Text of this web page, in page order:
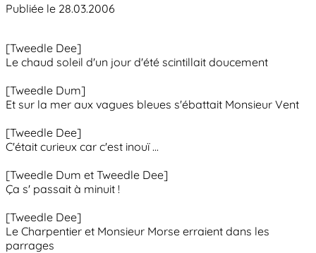
Publiée le 28.03.2006
[Tweedle Dee]
Le chaud soleil d'un jour d'été scintillait doucement
[Tweedle Dum]
Et sur la mer aux vagues bleues s'ébattait Monsieur Vent
[Tweedle Dee]
C'était curieux car c'est inouï ...
[Tweedle Dum et Tweedle Dee]
Ça s' passait à minuit !
[Tweedle Dee]
Le Charpentier et Monsieur Morse erraient dans les
parrages